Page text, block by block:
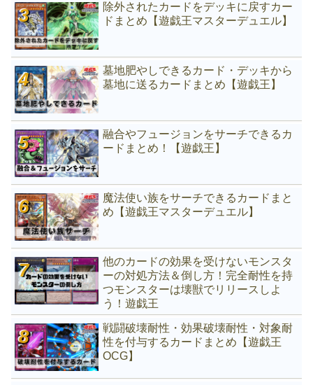
除外されたカードをデッキに戻すカー
ドまとめ【遊戯王マスターデュエル】
墓地肥やしできるカード・デッキから
墓地に送るカードまとめ【遊戯王】
融合やフュージョンをサーチできるカ
ードまとめ！【遊戯王】
魔法使い族をサーチできるカードまと
め【遊戯王マスターデュエル】
他のカードの効果を受けないモンスタ
ーの対処方法＆倒し方！完全耐性を持
つモンスターは壊獣でリリースしよ
う！遊戯王
戦闘破壊耐性・効果破壊耐性・対象耐
性を付与するカードまとめ【遊戯王
OCG】